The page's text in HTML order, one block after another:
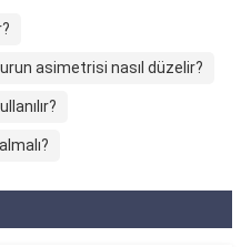
asimetrisi nasıl düzelir?